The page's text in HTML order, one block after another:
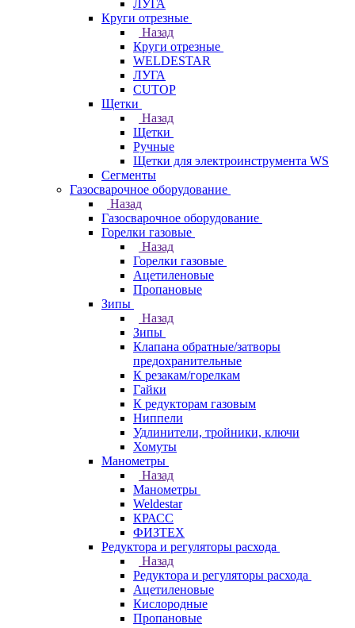
ЛУГА
Круги отрезные
Назад
Круги отрезные
WELDESTAR
ЛУГА
CUTOP
Щетки
Назад
Щетки
Ручные
Щетки для электроинструмента WS
Сегменты
Газосварочное оборудование
Назад
Газосварочное оборудование
Горелки газовые
Назад
Горелки газовые
Ацетиленовые
Пропановые
Зипы
Назад
Зипы
Клапана обратные/затворы
предохранительные
К резакам/горелкам
Гайки
К редукторам газовым
Ниппели
Удлинители, тройники, ключи
Хомуты
Манометры
Назад
Манометры
Weldestar
КРАСС
ФИЗТЕХ
Редуктора и регуляторы расхода
Назад
Редуктора и регуляторы расхода
Ацетиленовые
Кислородные
Пропановые